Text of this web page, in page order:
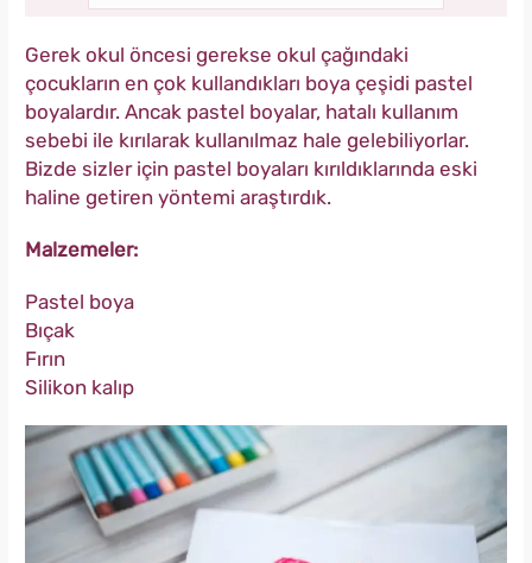
Gerek okul öncesi gerekse okul çağındaki
çocukların en çok kullandıkları boya çeşidi pastel
boyalardır. Ancak pastel boyalar, hatalı kullanım
sebebi ile kırılarak kullanılmaz hale gelebiliyorlar.
Bizde sizler için pastel boyaları kırıldıklarında eski
haline getiren yöntemi araştırdık.
Malzemeler:
Pastel boya
Bıçak
Fırın
Silikon kalıp